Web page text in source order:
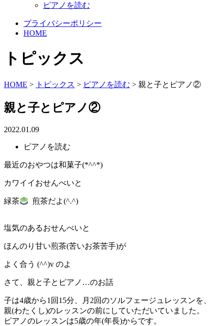
ピアノを読む
プライバシーポリシー
HOME
トピックス
HOME > トピックス > ピアノを読む > 親と子とピアノ②
親と子とピアノ②
2022.01.09
ピアノを読む
最近のおやつは和菓子(*^^*)
カワイイおせんべいと
緑茶 煎茶だよ(^.^)
塩気のあるおせんべいと
ほんのり甘い煎茶(苦いお茶苦手)が
よく合う (^^)v のよ
さて、親と子とピアノ…のお話
子は4歳から1回15分、月2回のソルフェージュレッスンを、
親(わたくし)のレッスンの前にしていただいていました。
ピアノのレッスンは5歳の年(年長)からです。